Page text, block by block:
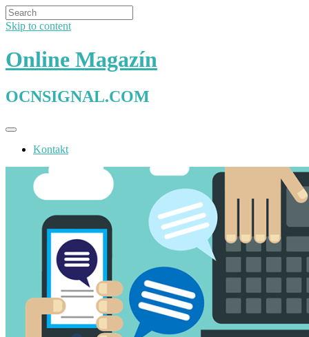
Skip to content
Online Magazín
OCNSIGNAL.COM
Kontakt